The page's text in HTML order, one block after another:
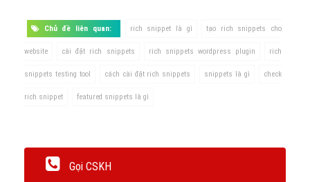
Chủ đề liên quan: rich snippet là gì tạo rich snippets cho
website cài đặt rich snippets rich snippets wordpress plugin rich
snippets testing tool cách cài đặt rich snippets snippets là gì check
rich snippet featured snippets là gì
Gọi CSKH